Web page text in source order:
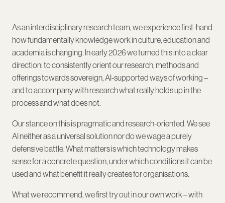
As an interdisciplinary research team, we experience first-hand
how fundamentally knowledge work in culture, education and
academia is changing. In early 2026 we turned this into a clear
direction: to consistently orient our research, methods and
offerings towards sovereign, AI-supported ways of working –
and to accompany with research what really holds up in the
process and what does not.
Our stance on this is pragmatic and research-oriented. We see
AI neither as a universal solution nor do we wage a purely
defensive battle. What matters is which technology makes
sense for a concrete question, under which conditions it can be
used and what benefit it really creates for organisations.
What we recommend, we first try out in our own work – with